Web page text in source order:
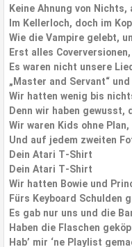
Keine Ahnung von
Im Kellerloch, doch im
Wie die Vampire gelebt,
Erst alles
Es waren nicht unsere
„Master and Servant“ und
Wir hatten wenig bis
Denn wir haben
Wir waren Kids ohne
Und auf jedem zweiten
Dein Atari T-Shirt
Dein Atari T-Shirt
Wir hatten Bowie und
Fürs Keyboard Schulden
Es gab nur uns und die
Haben die Flaschen
Hab’ mir ‘ne Playlist